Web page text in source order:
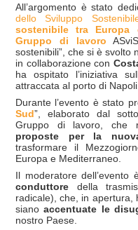
All’argomento è stato
dello Sviluppo
sostenibile tra Europa
Gruppo di lavoro
sostenibili”, che si è svolto
in collaborazione con
ha ospitato l’iniziativa
attraccata al porto di Napoli.
Durante l’evento è stato
Sud”, elaborato dal
Gruppo di lavoro, che
proposte per la
trasformare il
Europa e Mediterraneo.
Il moderatore dell’evento
conduttore della
radicale), che, in apertura,
sianoaccentuate le
nostro Paese.